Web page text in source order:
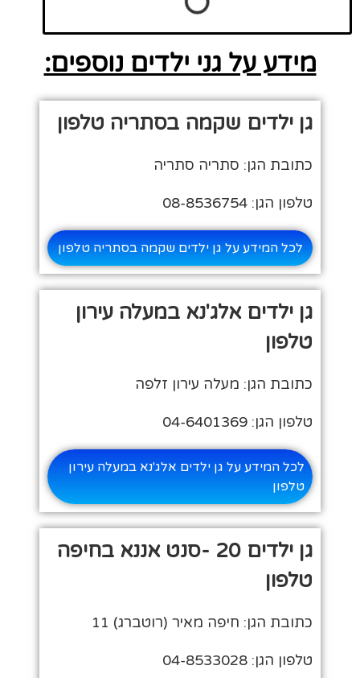
מידע על גני ילדים נוספים:
גן ילדים שקמה בסתריה טלפון
כתובת הגן: סתריה סתריה
טלפון הגן: 08-8536754
לכל המידע על גן ילדים שקמה בסתריה טלפון
גן ילדים אלג'נא במעלה עירון
טלפון
כתובת הגן: מעלה עירון זלפה
טלפון הגן: 04-6401369
לכל המידע על גן ילדים אלג'נא במעלה עירון
טלפון
גן ילדים 20 -סנט אננא בחיפה
טלפון
כתובת הגן: חיפה מאיר (רוטברג) 11
טלפון הגן: 04-8533028